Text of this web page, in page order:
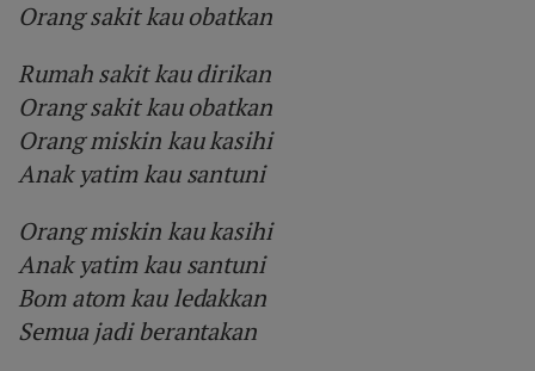
Orang sakit kau obatkan
Rumah sakit kau dirikan
Orang sakit kau obatkan
Orang miskin kau kasihi
Anak yatim kau santuni
Orang miskin kau kasihi
Anak yatim kau santuni
Bom atom kau ledakkan
Semua jadi berantakan